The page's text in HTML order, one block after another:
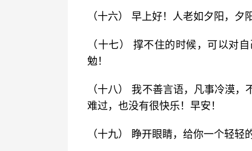
（十六） 早上好！人老如夕阳，夕
（十七） 撑不住的时候，可以对
勉！
（十八） 我不善言语，凡事冷漠
难过，也没有很快乐！早安！
（十九） 睁开眼睛，给你一个轻轻